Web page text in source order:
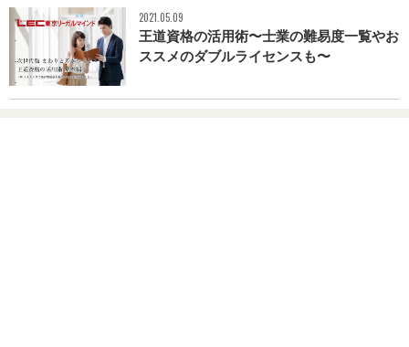
2021.05.09
王道資格の活用術〜士業の難易度一覧やお
ススメのダブルライセンスも〜